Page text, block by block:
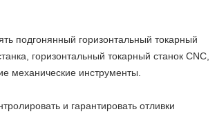
подгонянный горизонтальный токарный
горизонтальный токарный станок CNC,
механические инструменты.
и гарантировать отливки